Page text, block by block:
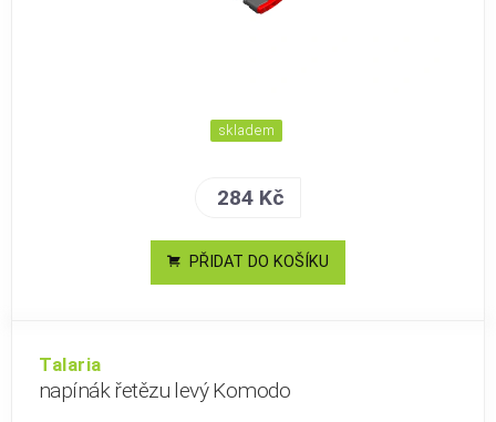
skladem
284 Kč
PŘIDAT DO KOŠÍKU
Talaria
napínák řetězu levý Komodo